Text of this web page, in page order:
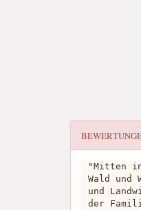
"Mitten
Wald und
und
der